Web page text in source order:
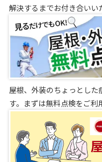
解決するまでお付き合いい
屋根、外装のちょっとし
す。まずは無料点検をご利